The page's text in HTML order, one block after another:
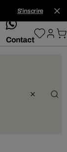
S'inscrire
whatsApp
Contact